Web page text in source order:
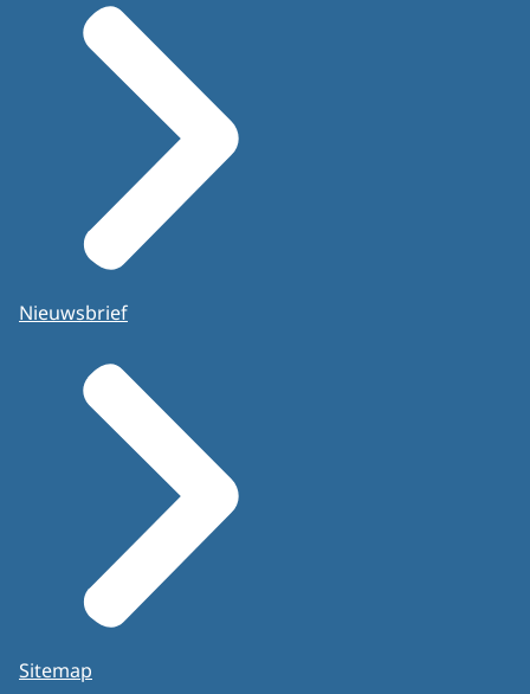
Nieuwsbrief
Sitemap